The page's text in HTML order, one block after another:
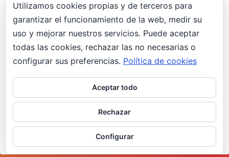
16 mayo, 2020
Seguridad básica en tu VPS
Reforzaremos la seguridad de nuestro VPS,
securizando SSH, configurando Fail2Ban (fuerza
bruta y DDoS), y permitiendo el tráfico solo
desde nuestra dirección IP, aunque cambie.
Utilizamos cookies propias y de terceros para
garantizar el funcionamiento de la web, medir su
uso y mejorar nuestros servicios. Puede aceptar
todas las cookies, rechazar las no necesarias o
configurar sus preferencias. Política de cookies
Aceptar todo
Rechazar
Configurar